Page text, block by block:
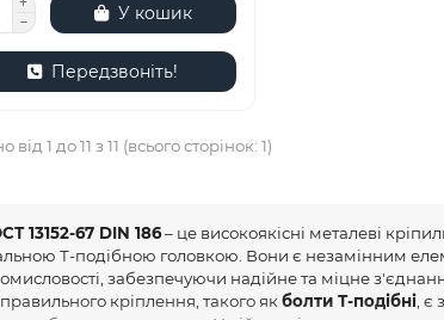
У кошик
Передзвоніть!
від 1 до 11 з 11 (всього сторінок: 1)
13152-67 DIN 186– це високоякісні металеві
Т-подібною головкою. Вони є незамінним
забезпечуючи надійне та міцне
кріплення, такого якболти Т-подібні, є